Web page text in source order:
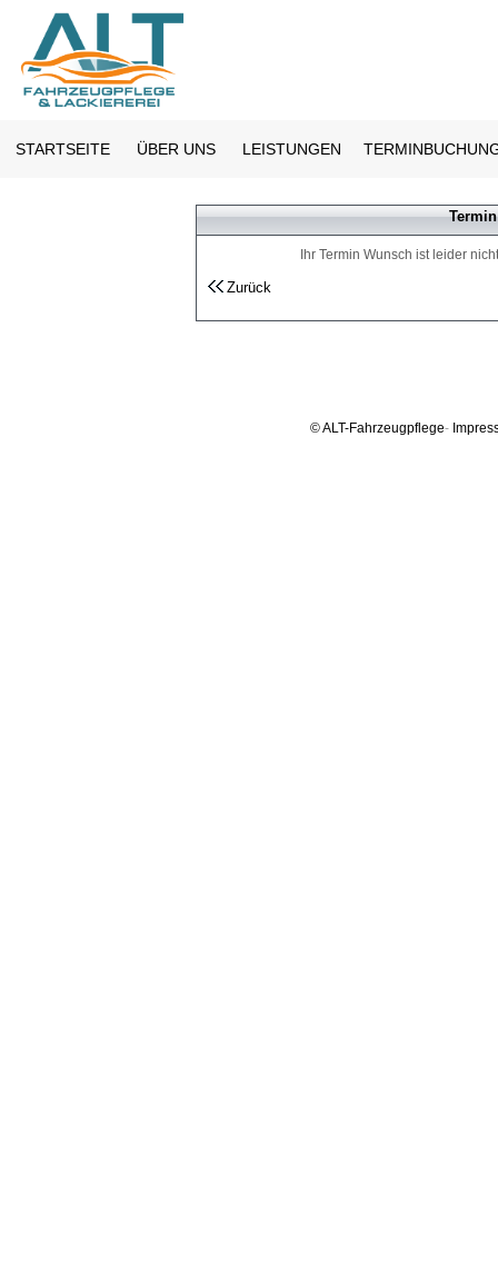
STARTSEITE ÜBER UNS LEISTUNGEN
Ihr Termin Wunsch ist leider
Zurück
©ALT-Fahrzeugpflege-